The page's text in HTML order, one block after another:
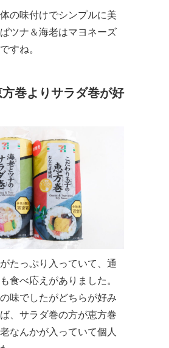
の味付けでシンプルに美
ツナ＆海老はマヨネーズ
すね。
巻よりサラダ巻が好
たっぷり入っていて、通
食べ応えがありました。
味でしたがどちらが好み
、サラダ巻の方が恵方巻
なんかが入っていて個人